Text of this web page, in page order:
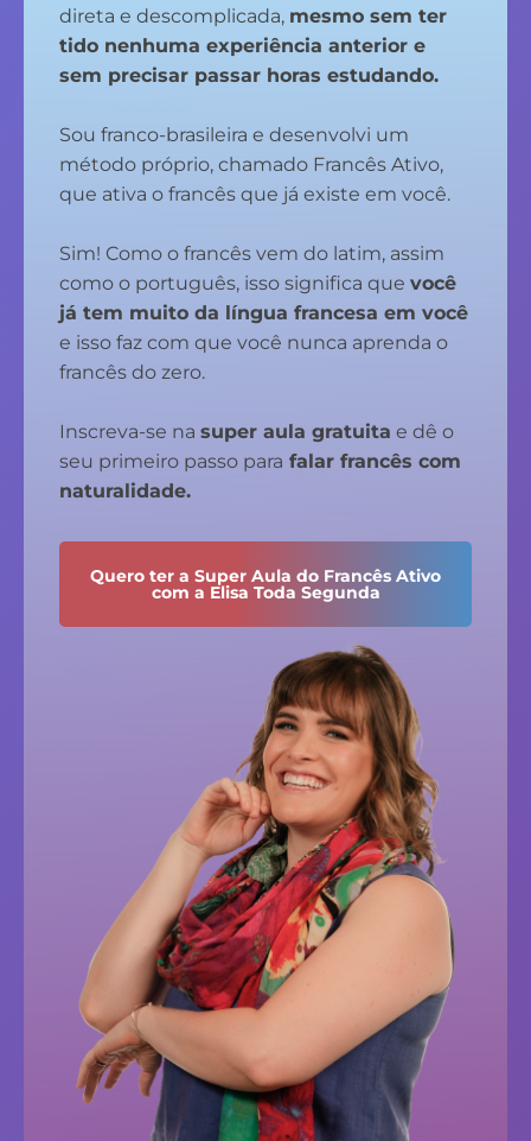
direta e descomplicada, mesmo sem ter
tido nenhuma experiência anterior e
sem precisar passar horas estudando.
Sou franco-brasileira e desenvolvi um
método próprio, chamado Francês Ativo,
que ativa o francês que já existe em você.
Sim! Como o francês vem do latim, assim
como o português, isso significa que você
já tem muito da língua francesa em você
e isso faz com que você nunca aprenda o
francês do zero.
Inscreva-se na super aula gratuita e dê o
seu primeiro passo para falar francês com
naturalidade.
Quero ter a Super Aula do Francês Ativo
com a Elisa Toda Segunda